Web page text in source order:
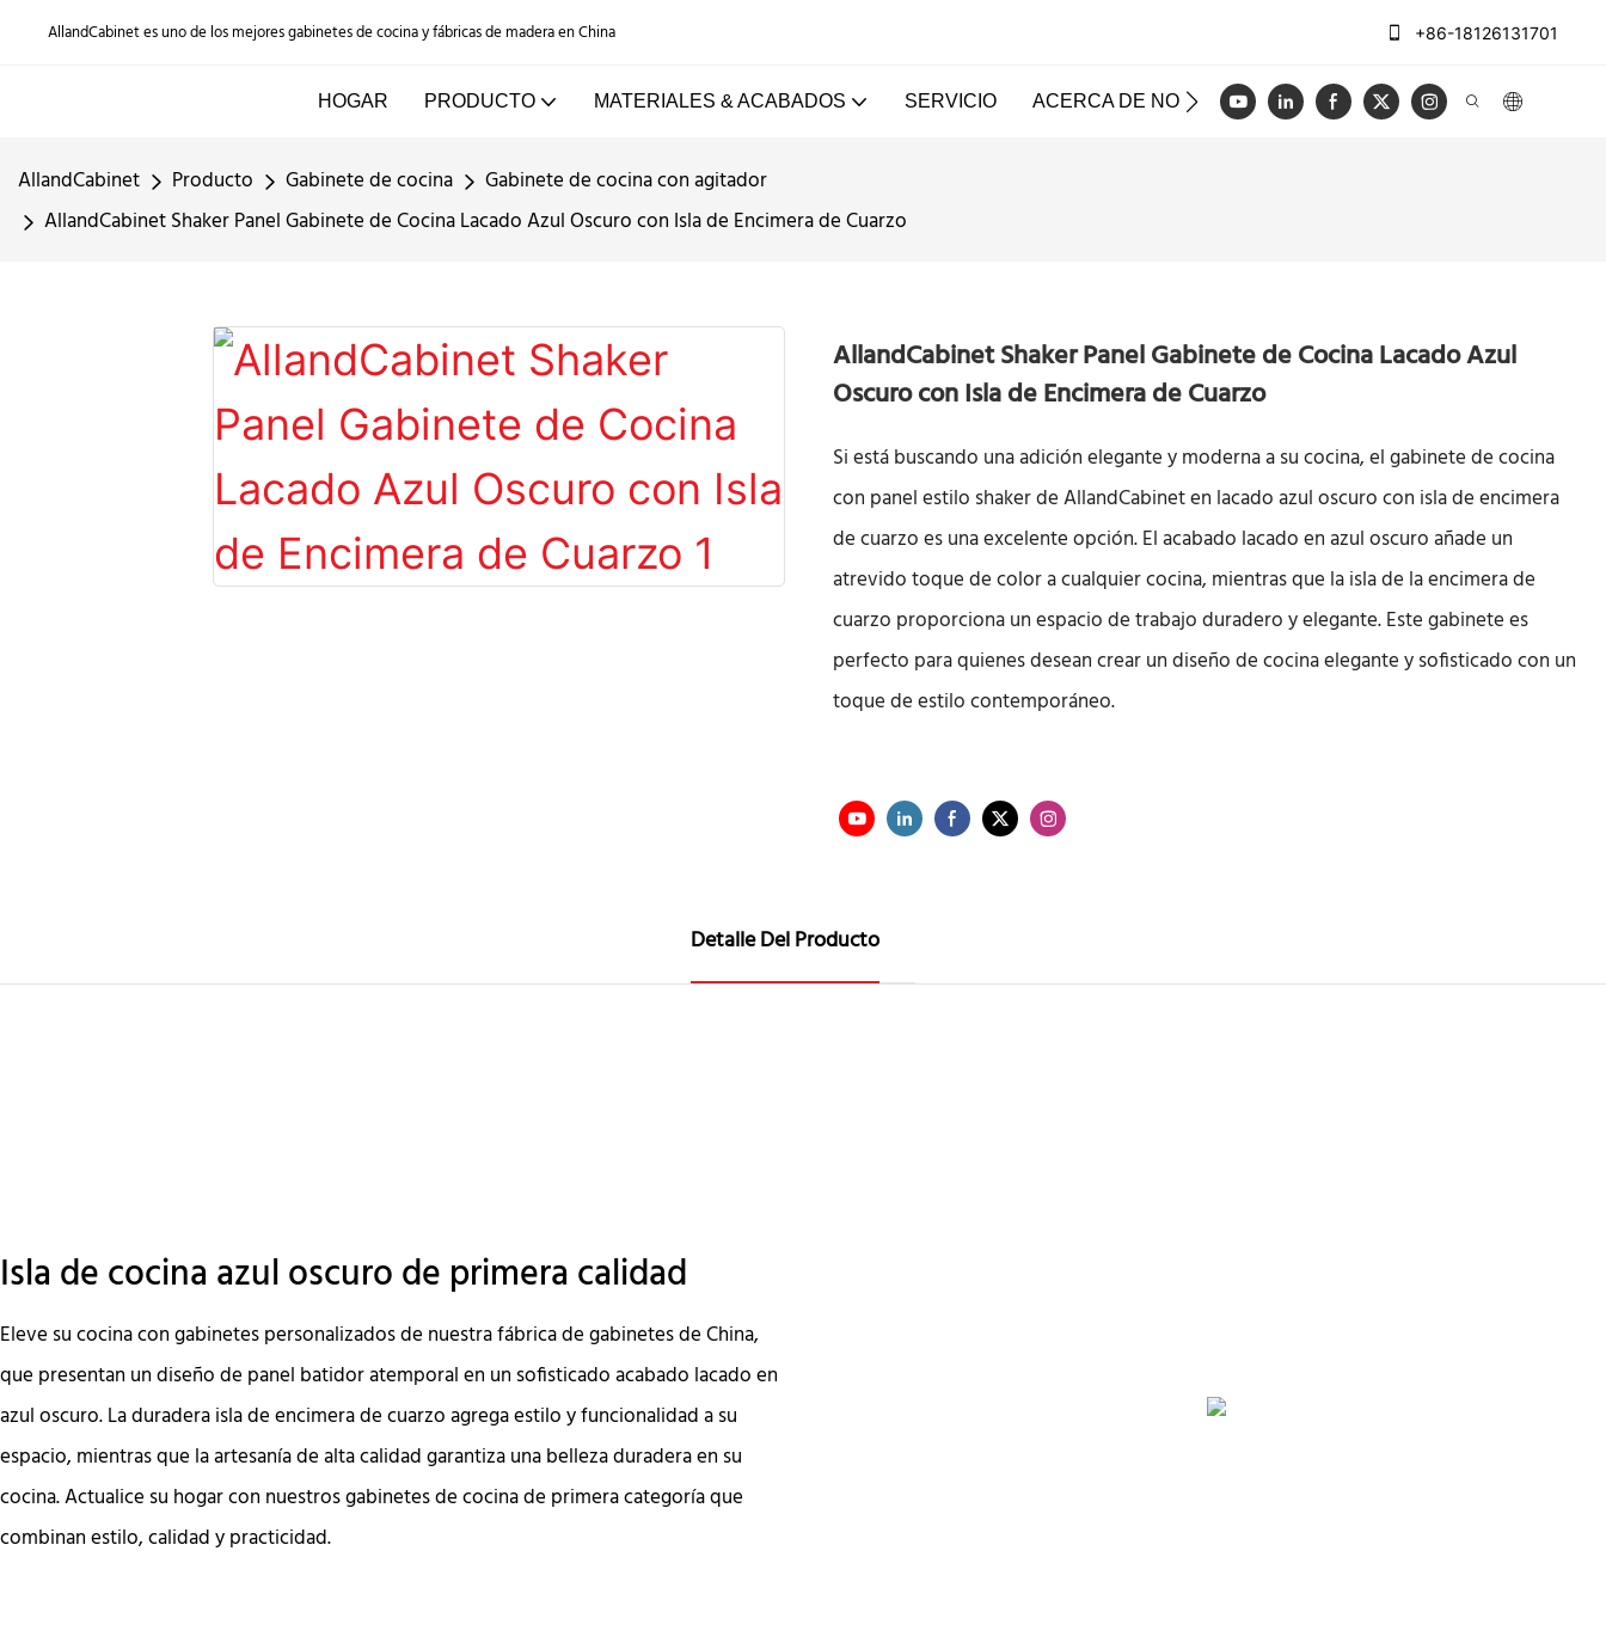
AllandCabinet es uno de los mejores gabinetes de cocina y fábricas de madera en China +86-18126131701
HOGAR PRODUCTO MATERIALES & ACABADOS SERVICIO ACERCA DE NOSOTROS CASOS REGISTRO
AllandCabinet Producto Gabinete de cocina
Gabinete de cocina con agitador
AllandCabinet Shaker Panel Gabinete de Cocina Lacado Azul Oscuro con Isla de Encimera de Cuarzo
AllandCabinet Shaker Panel Gabinete de Cocina Lacado Azul
Oscuro con Isla de Encimera de Cuarzo
Si está buscando una adición elegante y moderna a su cocina, el gabinete de cocina
con panel estilo shaker de AllandCabinet en lacado azul oscuro con isla de encimera
de cuarzo es una excelente opción. El acabado lacado en azul oscuro añade un
atrevido toque de color a cualquier cocina, mientras que la isla de la encimera de
cuarzo proporciona un espacio de trabajo duradero y elegante. Este gabinete es
perfecto para quienes desean crear un diseño de cocina elegante y sofisticado con un
toque de estilo contemporáneo.
Detalle Del Producto
Isla de cocina azul oscuro de primera calidad
Eleve su cocina con gabinetes personalizados de nuestra fábrica de gabinetes de China,
que presentan un diseño de panel batidor atemporal en un sofisticado acabado lacado en
azul oscuro. La duradera isla de encimera de cuarzo agrega estilo y funcionalidad a su
espacio, mientras que la artesanía de alta calidad garantiza una belleza duradera en su
cocina. Actualice su hogar con nuestros gabinetes de cocina de primera categoría que
combinan estilo, calidad y practicidad.